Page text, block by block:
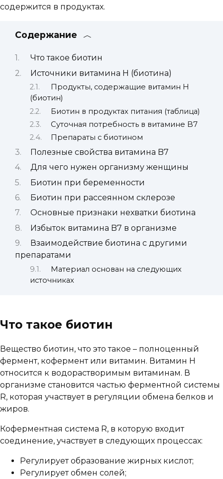
содержится в продуктах.
Содержание
Что такое биотин
Источники витамина H (биотина)
Продукты, содержащие витамин H
(биотин)
Биотин в продуктах питания (таблица)
Суточная потребность в витамине B7
Препараты с биотином
Полезные свойства витамина B7
Для чего нужен организму женщины
Биотин при беременности
Биотин при рассеянном склерозе
Основные признаки нехватки биотина
Избыток витамина B7 в организме
Взаимодействие биотина с другими
препаратами
Материал основан на следующих
источниках
Что такое биотин
Вещество биотин, что это такое – полноценный
фермент, кофермент или витамин. Витамин H
относится к водорастворимым витаминам. В
организме становится частью ферментной системы
R, которая участвует в регуляции обмена белков и
жиров.
Коферментная система R, в которую входит
соединение, участвует в следующих процессах:
Регулирует образование жирных кислот;
Регулирует обмен солей;